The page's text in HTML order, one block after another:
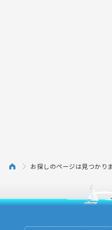
お探しのページは見つかり